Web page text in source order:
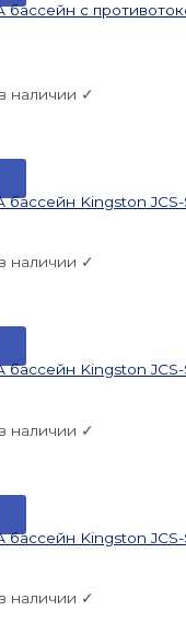
с
наличии ✓
Kingston JCS-
наличии ✓
Kingston JCS-
наличии ✓
Kingston JCS-
наличии ✓